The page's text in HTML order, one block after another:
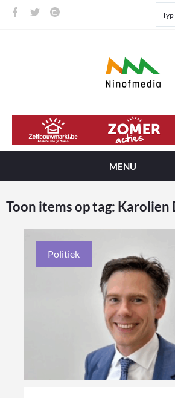
MENU
Toon items op tag: Karolien
Politiek